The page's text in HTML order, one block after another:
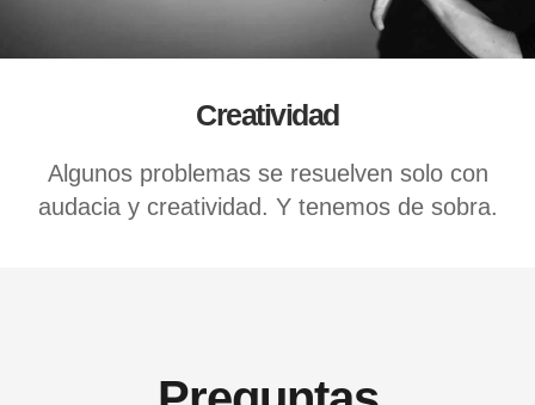
Creatividad
Algunos problemas se resuelven solo con
audacia y creatividad. Y tenemos de sobra.